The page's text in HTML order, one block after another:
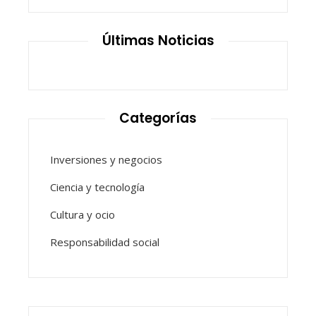
Últimas Noticias
Categorías
Inversiones y negocios
Ciencia y tecnología
Cultura y ocio
Responsabilidad social